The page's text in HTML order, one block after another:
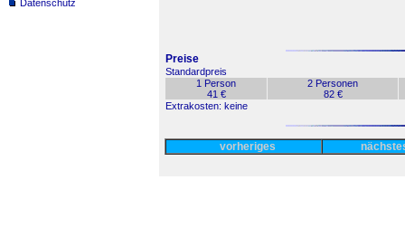
Datenschutz
Preise
Standardpreis
1 Person
41 €
2 Personen
82 €
Extrakosten: keine
vorheriges